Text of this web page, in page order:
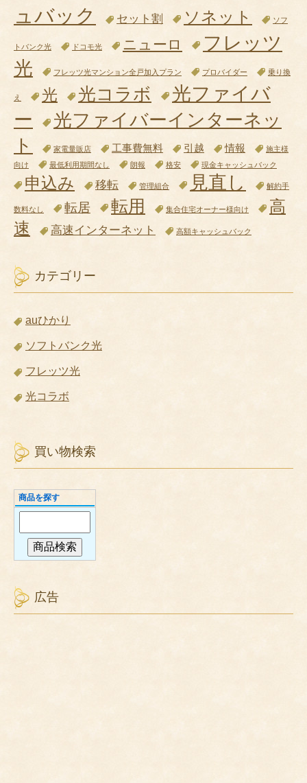
ュバック
セット割 ソネット ソフ
トバンク光 ドコモ光 ニューロ
フレッツ
光
フレッツ光マンション全戸加入プラン プロバイダー 乗り換
え 光 光コラボ
光ファイバ
ー
光ファイバーインターネッ
ト
家電量販店 工事費無料 引越 情報
施主様
向け
最低利用期間なし 朗報 格安 現金キャッシュバック
申込み 移転 管理組合 見直し 解約手
数料なし 転居 転用 集合住宅オーナー様向け
高
速
高速インターネット 高額キャッシュバック
カテゴリー
auひかり
ソフトバンク光
フレッツ光
光コラボ
買い物検索
商品を探す
広告